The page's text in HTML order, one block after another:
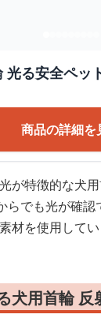
ペット用首輪 光る安全
商品の詳細を
が特徴的な犬用
らでも光が確
材を使用して
犬用首輪